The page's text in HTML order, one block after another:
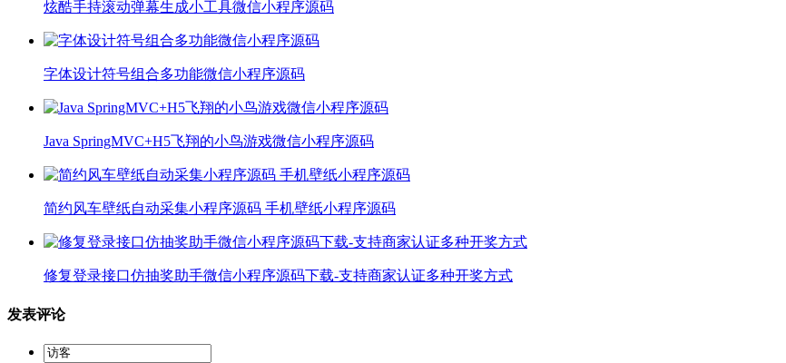
炫酷手持滚动弹幕生成小工具微信小程序源码
字体设计符号组合多功能微信小程序源码
Java SpringMVC+H5飞翔的小鸟游戏微信小程序源码
简约风车壁纸自动采集小程序源码 手机壁纸小程序源码
修复登录接口仿抽奖助手微信小程序源码下载-支持商家认证多种开奖方式
发表评论